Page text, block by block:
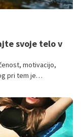
svoje telo v
motivacijo,
pri tem je
se odločili za to,
pri transformaciji